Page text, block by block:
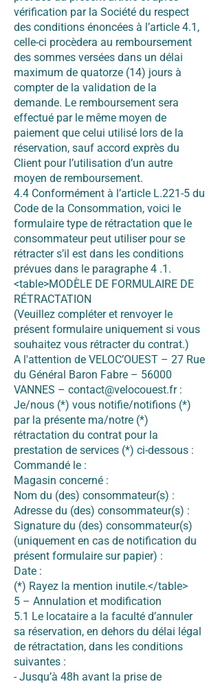
vérification par la Société du respect
des conditions énoncées à l’article 4.1,
celle-ci procèdera au remboursement
des sommes versées dans un délai
maximum de quatorze (14) jours à
compter de la validation de la
demande. Le remboursement sera
effectué par le même moyen de
paiement que celui utilisé lors de la
réservation, sauf accord exprès du
Client pour l’utilisation d’un autre
moyen de remboursement.
4.4 Conformément à l’article L.221-5 du
Code de la Consommation, voici le
formulaire type de rétractation que le
consommateur peut utiliser pour se
rétracter s’il est dans les conditions
prévues dans le paragraphe 4 .1.
<table>MODÈLE DE FORMULAIRE DE
RÉTRACTATION
(Veuillez compléter et renvoyer le
présent formulaire uniquement si vous
souhaitez vous rétracter du contrat.)
A l'attention de VELOC’OUEST – 27 Rue
du Général Baron Fabre – 56000
VANNES – contact@velocouest.fr:
Je/nous (*) vous notifie/notifions (*)
par la présente ma/notre (*)
rétractation du contrat pour la
prestation de services (*) ci-dessous :
Commandé le :
Magasin concerné :
Nom du (des) consommateur(s) :
Adresse du (des) consommateur(s) :
Signature du (des) consommateur(s)
(uniquement en cas de notification du
présent formulaire sur papier) :
Date :
(*) Rayez la mention inutile.</table>
5 – Annulation et modification
5.1 Le locataire a la faculté d’annuler
sa réservation, en dehors du délai légal
de rétractation, dans les conditions
suivantes :
- Jusqu’à 48h avant la prise de